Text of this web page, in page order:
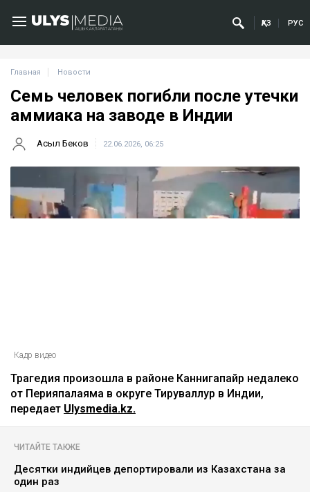
ҚАЗ РУС
Главная Новости
Семь человек погибли после утечки
аммиака на заводе в Индии
Асыл Беков 22.06.2026, 06:25
Кадр видео
Трагедия произошла в районе Каннигапайр недалеко
от Перияпалаяма в округе Тируваллур в Индии,
передает Ulysmedia.kz.
ЧИТАЙТЕ ТАКЖЕ
Десятки индийцев депортировали из Казахстана за
один раз